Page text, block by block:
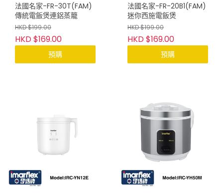
法國名家-FR-30T(FAM)
傳統電飯煲連鋁蒸籠
HKD $199.00
HKD $169.00
預購
法國名家-FR-20B1(FAM)
迷你西施電飯煲
HKD $199.00
HKD $169.00
預購